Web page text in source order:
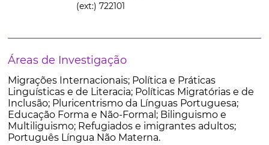
(ext:) 722101
Áreas de Investigação
Migrações Internacionais; Política e Práticas
Linguísticas e de Literacia; Políticas Migratórias e de
Inclusão; Pluricentrismo da Línguas Portuguesa;
Educação Forma e Não-Formal; Bilinguismo e
Multiliguismo; Refugiados e imigrantes adultos;
Português Língua Não Materna.